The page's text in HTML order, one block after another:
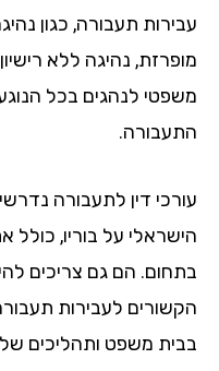
תעבורה, כגון נהיגה
נהיגה ללא רישיון
לנהגים בכל הנוגע
דין לתעבורה נדרשים
על בוריו, כולל את
הם גם צריכים להיות
לעבירות תעבורה,
משפט ותהליכים של